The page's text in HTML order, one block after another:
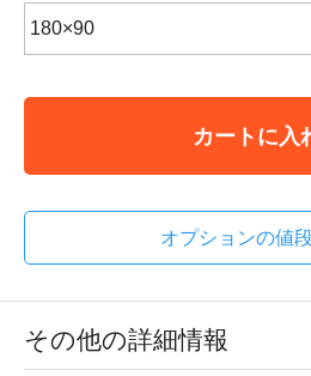
カートに入
オプションの値
その他の詳細情報